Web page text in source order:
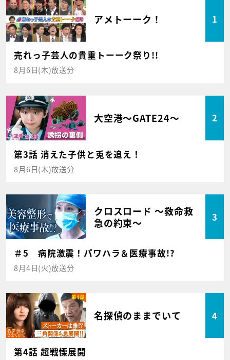
アメトーーク！ 1
売れっ子芸人の貴重トーーク祭り!!
8月6日(木)放送分
大空港～GATE24～ 2
第3話 消えた子供と兎を追え！
8月6日(木)放送分
クロスロード ～救命救
急の約束～
3
＃5 病院激震！パワハラ＆医療事故!?
8月4日(火)放送分
名探偵のままでいて 4
第4話 超戦慄展開